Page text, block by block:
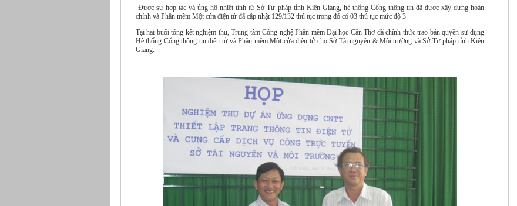
Được sự hợp tác và ủng hộ nhiệt tình từ Sở Tư pháp tỉnh Kiên Giang, hệ thống Cổng thông tin đã được xây dựng hoàn
chỉnh và Phần mềm Một cửa điện tử đã cập nhật 129/132 thủ tục trong đó có 03 thủ tục mức độ 3.
Tại hai buổi tổng kết nghiệm thu, Trung tâm Công nghệ Phần mềm Đại học Cần Thơ đã chính thức trao bản quyền sử dụng
Hệ thống Cổng thông tin điện tử và Phần mềm Một cửa điện tử cho Sở Tài nguyên & Môi trường và Sở Tư pháp tỉnh Kiên
Giang.